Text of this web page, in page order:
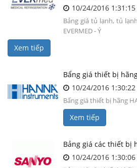
10/24/2016 1:31:15
Bảng giá tủ lạnh, tủ
EVERMED - Ý
Xem tiếp
Bẩng giá thiết bị
10/24/2016 1:30:22
Bẩng giá thiết bị hãng
Xem tiếp
Bảng giá các thiết bị
10/24/2016 1:30:06